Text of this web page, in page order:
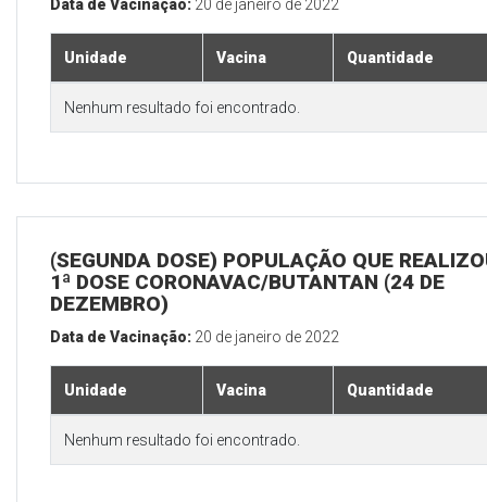
Data de Vacinação: 20 de janeiro de 2022
Unidade Vacina Quantidade
Nenhum resultado foi encontrado.
(SEGUNDA DOSE) POPULAÇÃO QUE
1ª DOSE CORONAVAC/BUTANTAN (24 DE
DEZEMBRO)
Data de Vacinação: 20 de janeiro de 2022
Unidade Vacina Quantidade
Nenhum resultado foi encontrado.